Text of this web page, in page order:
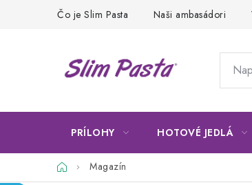
Čo je Slim Pasta Naši ambasádori
PRÍLOHY HOTOVÉ JEDLÁ
DomovMagazín